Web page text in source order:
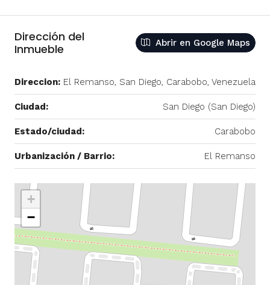
Dirección del
Inmueble
Abrir en Google Maps
Direccion: El Remanso, San Diego, Carabobo, Venezuela
Ciudad: San Diego (San Diego)
Estado/ciudad: Carabobo
Urbanización / Barrio: El Remanso
+
−